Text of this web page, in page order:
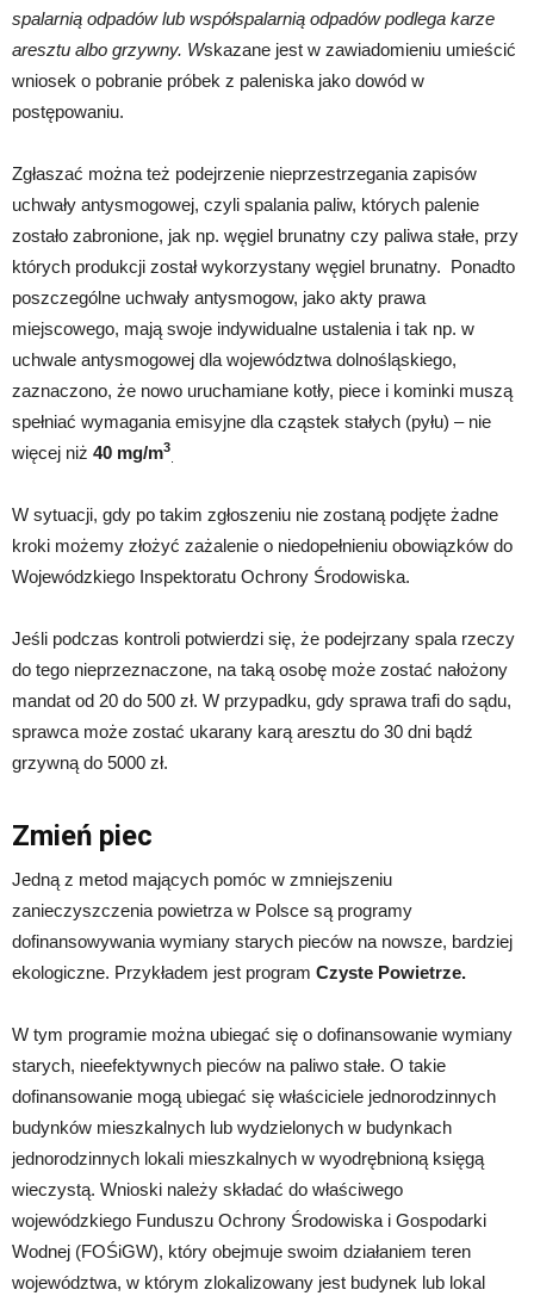
spalarnią odpadów lub współspalarnią odpadów podlega karze
aresztu albo grzywny. Wskazane jest w zawiadomieniu umieścić
wniosek o pobranie próbek z paleniska jako dowód w
postępowaniu.
Zgłaszać można też podejrzenie nieprzestrzegania zapisów
uchwały antysmogowej, czyli spalania paliw, których palenie
zostało zabronione, jak np. węgiel brunatny czy paliwa stałe, przy
których produkcji został wykorzystany węgiel brunatny. Ponadto
poszczególne uchwały antysmogow, jako akty prawa
miejscowego, mają swoje indywidualne ustalenia i tak np. w
uchwale antysmogowej dla województwa dolnośląskiego,
zaznaczono, że nowo uruchamiane kotły, piece i kominki muszą
spełniać wymagania emisyjne dla cząstek stałych (pyłu) – nie
więcej niż 40 mg/m3
W sytuacji, gdy po takim zgłoszeniu nie zostaną podjęte żadne
kroki możemy złożyć zażalenie o niedopełnieniu obowiązków do
Wojewódzkiego Inspektoratu Ochrony Środowiska.
Jeśli podczas kontroli potwierdzi się, że podejrzany spala rzeczy
do tego nieprzeznaczone, na taką osobę może zostać nałożony
mandat od 20 do 500 zł. W przypadku, gdy sprawa trafi do sądu,
sprawca może zostać ukarany karą aresztu do 30 dni bądź
grzywną do 5000 zł.
Zmień piec
Jedną z metod mających pomóc w zmniejszeniu
zanieczyszczenia powietrza w Polsce są programy
dofinansowywania wymiany starych pieców na nowsze, bardziej
ekologiczne. Przykładem jest program Czyste Powietrze.
W tym programie można ubiegać się o dofinansowanie wymiany
starych, nieefektywnych pieców na paliwo stałe. O takie
dofinansowanie mogą ubiegać się właściciele jednorodzinnych
budynków mieszkalnych lub wydzielonych w budynkach
jednorodzinnych lokali mieszkalnych w wyodrębnioną księgą
wieczystą. Wnioski należy składać do właściwego
wojewódzkiego Funduszu Ochrony Środowiska i Gospodarki
Wodnej (FOŚiGW), który obejmuje swoim działaniem teren
województwa, w którym zlokalizowany jest budynek lub lokal